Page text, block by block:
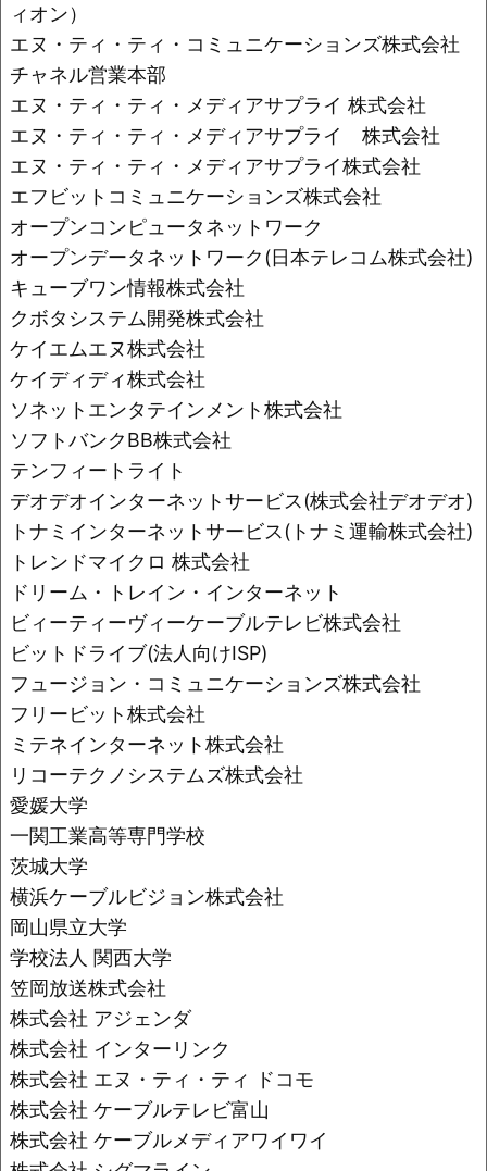
ィオン）
エヌ・ティ・ティ・コミュニケーションズ株式会社
チャネル営業本部
エヌ・ティ・ティ・メディアサプライ 株式会社
エヌ・ティ・ティ・メディアサプライ 株式会社
エヌ・ティ・ティ・メディアサプライ株式会社
エフビットコミュニケーションズ株式会社
オープンコンピュータネットワーク
オープンデータネットワーク(日本テレコム株式会社)
キューブワン情報株式会社
クボタシステム開発株式会社
ケイエムエヌ株式会社
ケイディディ株式会社
ソネットエンタテインメント株式会社
ソフトバンクBB株式会社
テンフィートライト
デオデオインターネットサービス(株式会社デオデオ)
トナミインターネットサービス(トナミ運輸株式会社)
トレンドマイクロ 株式会社
ドリーム・トレイン・インターネット
ビィーティーヴィーケーブルテレビ株式会社
ビットドライブ(法人向けISP)
フュージョン・コミュニケーションズ株式会社
フリービット株式会社
ミテネインターネット株式会社
リコーテクノシステムズ株式会社
愛媛大学
一関工業高等専門学校
茨城大学
横浜ケーブルビジョン株式会社
岡山県立大学
学校法人 関西大学
笠岡放送株式会社
株式会社 アジェンダ
株式会社 インターリンク
株式会社 エヌ・ティ・ティ ドコモ
株式会社 ケーブルテレビ富山
株式会社 ケーブルメディアワイワイ